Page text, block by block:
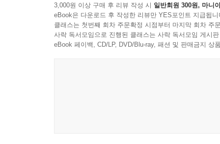
3,000원 이상 구매 후 리뷰 작성 시 일반회원 300원, 마니
eBook은 다운로드 후 작성한 리뷰만 YES포인트 지급됩니
클래스는 첫번째 회차 주문확정 시점부터 마지막 회차 주
사락 독서모임으로 진행된 클래스는 사락 독서모임 게시
eBook 페이백, CD/LP, DVD/Blu-ray, 패션 및 판매금지 상